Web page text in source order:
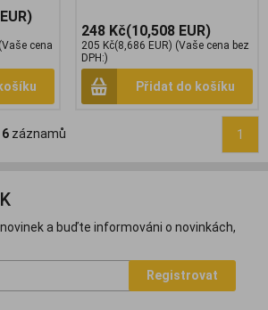
(Vaše cena
248 Kč(10,508 EUR)
205 Kč(8,686 EUR) (Vaše cena bez
DPH:)
Přidat do košíku
6 záznamů 1
a buďte informováni o novinkách,
Registrovat